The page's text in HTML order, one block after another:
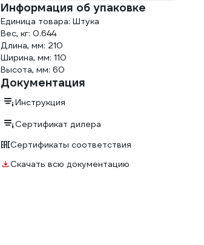
Информация об упаковке
Единица товара: Штука
Вес, кг: 0.644
Длина, мм: 210
Ширина, мм: 110
Высота, мм: 60
Документация
Инструкция
Сертификат дилера
Сертификаты соответствия
Скачать всю документацию